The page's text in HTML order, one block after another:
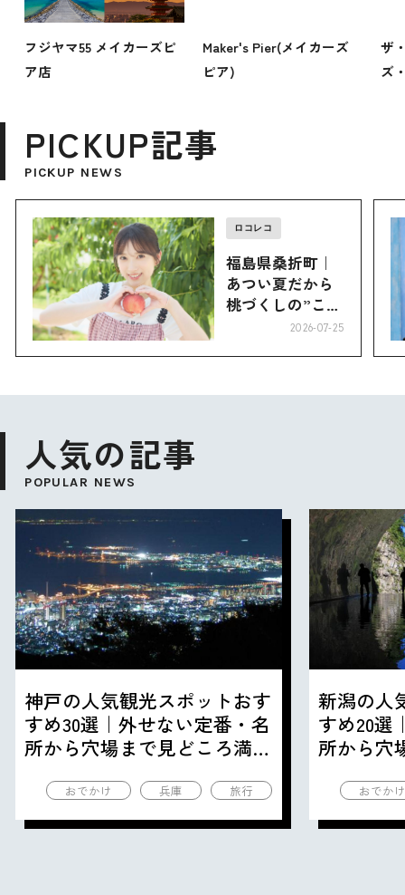
フジヤマ55 メイカーズピ
ア店
Maker's Pier(メイカーズ
ピア)
ザ
ズ
PICKUP記事
PICKUP NEWS
ロコレコ
福島県桑折町｜
あつい夏だから
桃づくしの”こお
2026-07-25
人気の記事
POPULAR NEWS
神戸の人気観光スポットおす
すめ30選｜外せない定番・名
所から穴場まで見どころ満載
おでかけ 兵庫 旅行
新潟の人
すめ20選
所から穴
おでか